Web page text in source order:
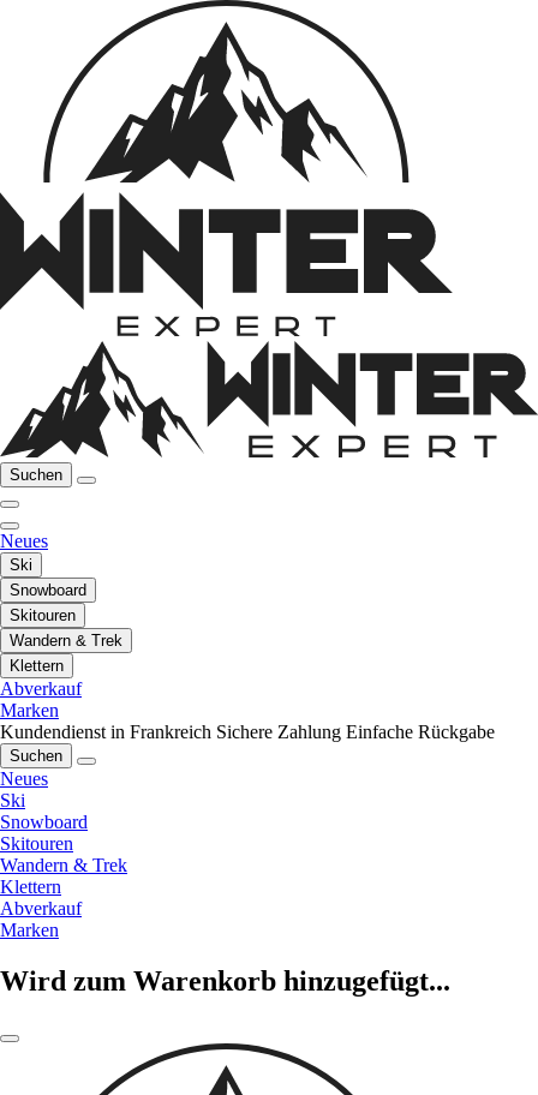
Suchen
Neues
Ski
Snowboard
Skitouren
Wandern & Trek
Klettern
Abverkauf
Marken
Kundendienst in Frankreich Sichere Zahlung Einfache Rückgabe
Suchen
Neues
Ski
Snowboard
Skitouren
Wandern & Trek
Klettern
Abverkauf
Marken
Wird zum Warenkorb hinzugefügt...